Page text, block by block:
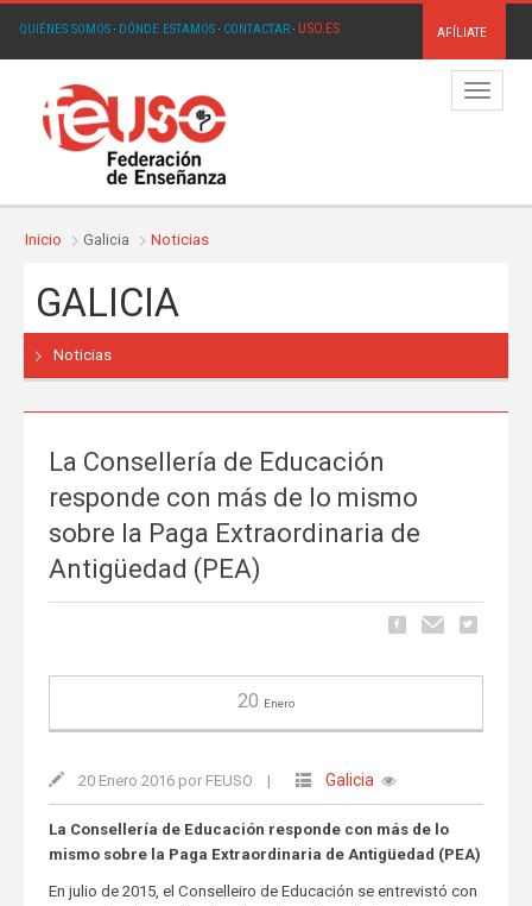
QUIÉNES SOMOS· DÓNDE ESTAMOS· CONTACTAR· USO.ES AFÍLIATE
Menú
Inicio Galicia Noticias
GALICIA
Noticias
La Consellería de Educación
responde con más de lo mismo
sobre la Paga Extraordinaria de
Antigüedad (PEA)
20 Enero
20 Enero 2016 por FEUSO | Galicia
La Consellería de Educación responde con más de lo
mismo sobre la Paga Extraordinaria de Antigüedad (PEA)
En julio de 2015, el Conselleiro de Educación se entrevistó con